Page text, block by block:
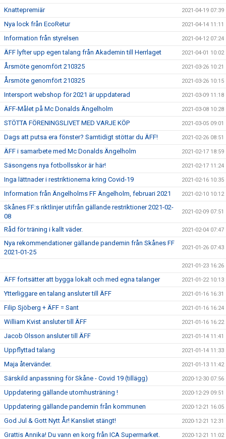
Knattepremiär 2021-04-19 07:39
Nya lock från EcoRetur 2021-04-14 11:11
Information från styrelsen 2021-04-12 07:24
ÄFF lyfter upp egen talang från Akademin till Herrlaget 2021-04-01 10:02
Årsmöte genomfört 210325 2021-03-26 10:21
Årsmöte genomfört 210325 2021-03-26 10:15
Intersport webshop för 2021 är uppdaterad 2021-03-09 11:18
ÄFF-Målet på Mc Donalds Ängelholm 2021-03-08 10:28
STÖTTA FÖRENINGSLIVET MED VARJE KÖP 2021-03-05 09:01
Dags att putsa era fönster? Samtidigt stöttar du ÄFF! 2021-02-26 08:51
ÄFF i samarbete med Mc Donalds Ängelholm 2021-02-17 18:59
Säsongens nya fotbollsskor är här! 2021-02-17 11:24
Inga lättnader i restriktionerna kring Covid-19 2021-02-16 10:35
Information från Ängelholms FF Ängelholm, februari 2021 2021-02-10 10:12
Skånes FF:s riktlinjer utifrån gällande restriktioner 2021-02-
08
2021-02-09 07:51
Råd för träning i kallt väder. 2021-02-04 07:47
Nya rekommendationer gällande pandemin från Skånes FF
2021-01-25
2021-01-26 07:43
2021-01-23 16:26
ÄFF fortsätter att bygga lokalt och med egna talanger 2021-01-22 10:13
Ytterliggare en talang ansluter till ÄFF 2021-01-16 16:31
Filip Sjöberg + ÄFF = Sant 2021-01-16 16:24
William Kvist ansluter till ÄFF 2021-01-16 16:22
Jacob Olsson ansluter till ÄFF 2021-01-14 11:41
Uppflyttad talang 2021-01-14 11:33
Maja återvänder. 2021-01-13 11:42
Särskild anpassning för Skåne - Covid 19 (tillägg) 2020-12-30 07:56
Uppdatering gällande utomhusträning ! 2020-12-29 09:51
Uppdatering gällande pandemin från kommunen 2020-12-21 16:05
God Jul & Gott Nytt År! Kansliet stängt! 2020-12-21 12:31
Grattis Annika! Du vann en korg från ICA Supermarket. 2020-12-21 11:02